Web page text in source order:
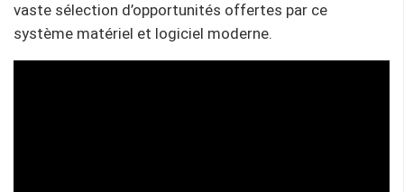
vaste sélection d’opportunités offertes par ce
système matériel et logiciel moderne.